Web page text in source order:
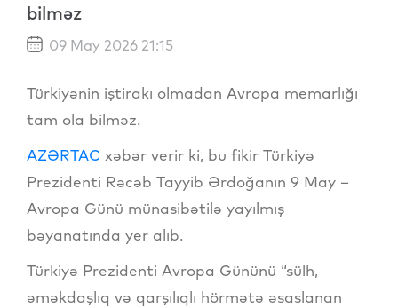
bilməz
09 May 2026 21:15
Türkiyənin iştirakı olmadan Avropa memarlığı
tam ola bilməz.
AZƏRTAC xəbər verir ki, bu fikir Türkiyə
Prezidenti Rəcəb Tayyib Ərdoğanın 9 May –
Avropa Günü münasibətilə yayılmış
bəyanatında yer alıb.
Türkiyə Prezidenti Avropa Gününü “sülh,
əməkdaşlıq və qarşılıqlı hörmətə əsaslanan